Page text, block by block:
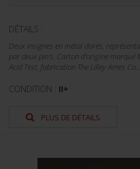
DÉTAILS :
Deux insignes en métal dorés,
par deux pin's. Carton d'origine
Acid Test, fabrication The Lilley Ames Co...
CONDITION : II+
PLUS DE DÉTAILS